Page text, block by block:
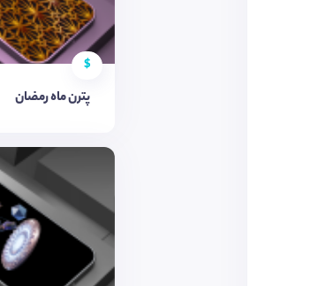
$
پترن ماه رمضان